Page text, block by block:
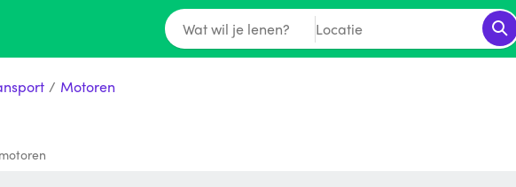
Wat wil je lenen? Locatie
/ Motoren